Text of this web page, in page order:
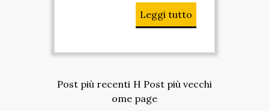
Leggi tutto
Post più recenti Post più vecchi
H
ome page